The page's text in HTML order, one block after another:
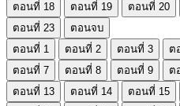
ตอนที่ 18
ตอนที่ 19 ตอนที่ 20
ตอนที่ 23
ตอนจบ
ตอนที่ 1
ตอนที่ 2 ตอนที่ 3 ต
ตอนที่ 7
ตอนที่ 8 ตอนที่ 9 ต
ตอนที่ 13
ตอนที่ 14 ตอนที่ 15